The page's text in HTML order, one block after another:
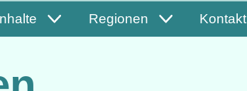
Regionen Kontakt